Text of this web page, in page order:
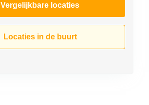
Vergelijkbare locaties
Locaties in de buurt